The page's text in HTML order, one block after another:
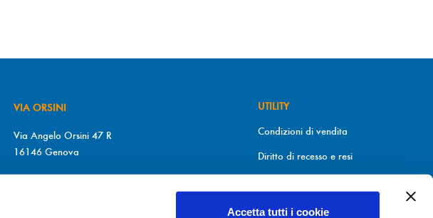
Accetta tutti i cookie
VIA ORSINI
Via Angelo Orsini 47 R
16146 Genova
UTILITY
Condizioni di vendita
Diritto di recesso e resi
Informativa sui cookies